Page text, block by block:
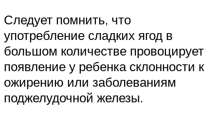
Следует помнить, что
употребление сладких ягод в
большом количестве провоцирует
появление у ребенка склонности к
ожирению или заболеваниям
поджелудочной железы.